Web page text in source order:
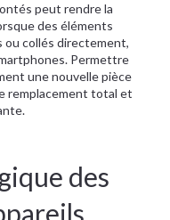
peut rendre la
des éléments
ou collés directement,
Permettre
une nouvelle pièce
remplacement total et
des